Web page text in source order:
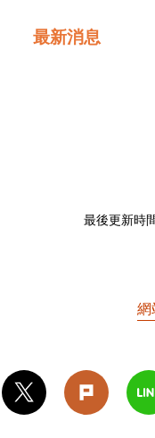
最新消息
最後更新時
網